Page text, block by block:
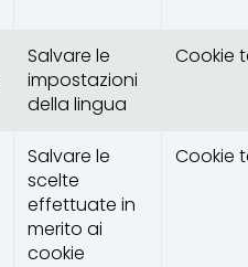
Salvare le
impostazioni
della lingua
Cookie
Salvare le
scelte
effettuate in
merito ai
cookie
Cookie